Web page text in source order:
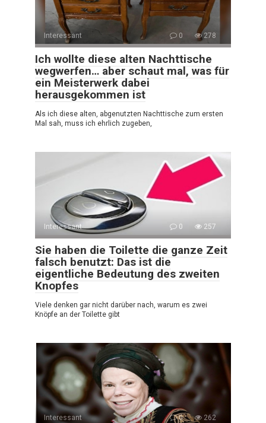
Interessant 0 278
Ich wollte diese alten Nachttische
wegwerfen… aber schaut mal, was für
ein Meisterwerk dabei
herausgekommen ist
Als ich diese alten, abgenutzten Nachttische zum ersten
Mal sah, muss ich ehrlich zugeben,
Interessant 0 257
Sie haben die Toilette die ganze Zeit
falsch benutzt: Das ist die
eigentliche Bedeutung des zweiten
Knopfes
Viele denken gar nicht darüber nach, warum es zwei
Knöpfe an der Toilette gibt
Interessant 0 262